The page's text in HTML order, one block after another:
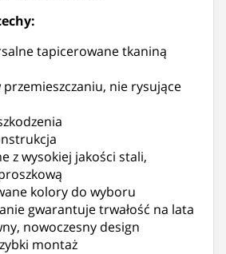
tapicerowane tkaniną
przemieszczaniu, nie rysujące
z wysokiej jakości stali,
kolory do wyboru
gwarantuje trwałość na lata
nowoczesny design
montaż